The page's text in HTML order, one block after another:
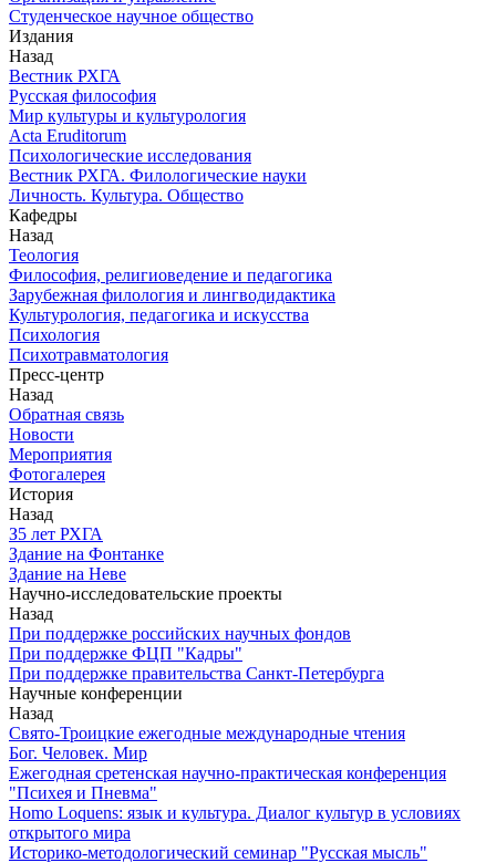
Студенческое научное общество
Издания
Назад
Вестник РХГА
Русская философия
Мир культуры и культурология
Acta Eruditorum
Психологические исследования
Вестник РХГА. Филологические науки
Личность. Культура. Общество
Кафедры
Назад
Теология
Философия, религиоведение и педагогика
Зарубежная филология и лингводидактика
Культурология, педагогика и искусства
Психология
Психотравматология
Пресс-центр
Назад
Обратная связь
Новости
Мероприятия
Фотогалерея
История
Назад
З5 лет РХГА
Здание на Фонтанке
Здание на Неве
Научно-исследовательские проекты
Назад
При поддержке российских научных фондов
При поддержке ФЦП "Кадры"
При поддержке правительства Санкт-Петербурга
Научные конференции
Назад
Свято-Троицкие ежегодные международные чтения
Бог. Человек. Мир
Ежегодная сретенская научно-практическая конференция
"Психея и Пневма"
Homo Loquens: язык и культура. Диалог культур в условиях
открытого мира
Историко-методологический семинар "Русская мысль"